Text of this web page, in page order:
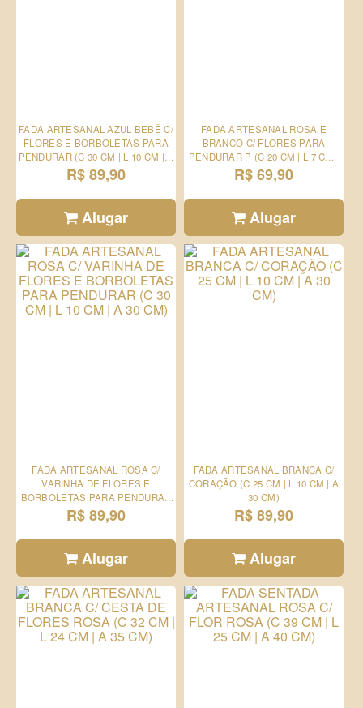
FADA ARTESANAL AZUL BEBÊ C/
FLORES E BORBOLETAS PARA
PENDURAR (C 30 CM | L 10 CM | A
30 CM)
R$ 89,90
Alugar
FADA ARTESANAL ROSA E
BRANCO C/ FLORES PARA
PENDURAR P (C 20 CM | L 7 CM |
A 24 CM)
R$ 69,90
Alugar
FADA ARTESANAL ROSA C/
VARINHA DE FLORES E
BORBOLETAS PARA PENDURAR
(C 30 CM | L 10 CM | A 30 CM)
R$ 89,90
Alugar
FADA ARTESANAL BRANCA C/
CORAÇÃO (C 25 CM | L 10 CM | A
30 CM)
R$ 89,90
Alugar